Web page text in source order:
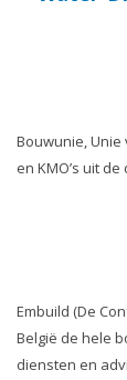
Bouwunie,
en KMO’s uit
Embuild (De
België de hele
diensten en